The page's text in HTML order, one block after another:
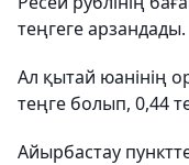
теңгеге арзандады.
Ал қытай юанінің
теңге болып, 0,44
Айырбастау